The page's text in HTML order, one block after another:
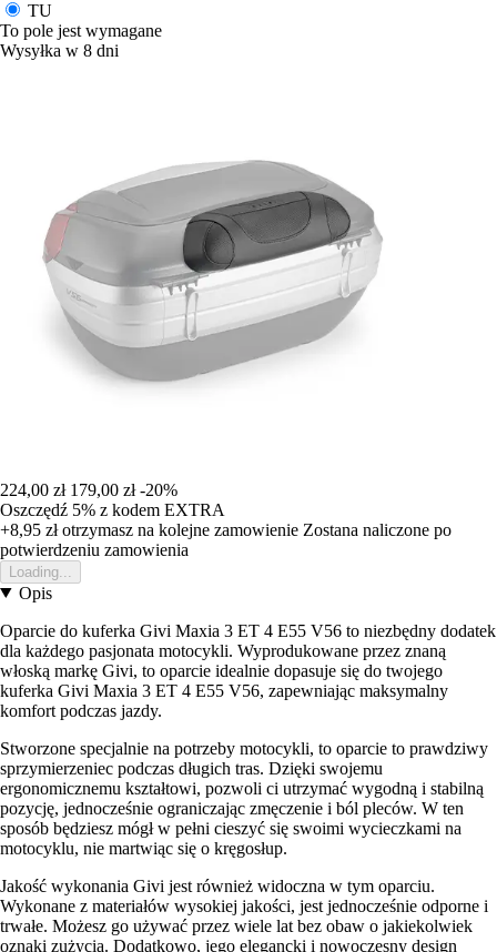
TU
To pole jest wymagane
Wysyłka w 8 dni
224,00 zł 179,00 zł -20%
Oszczędź 5% z kodem EXTRA
+8,95 złotrzymasz na kolejne zamowienie Zostana naliczone po
potwierdzeniu zamowienia
Loading...
Opis
Oparcie do kuferka Givi Maxia 3 ET 4 E55 V56 to niezbędny dodatek
dla każdego pasjonata motocykli. Wyprodukowane przez znaną
włoską markę Givi, to oparcie idealnie dopasuje się do twojego
kuferka Givi Maxia 3 ET 4 E55 V56, zapewniając maksymalny
komfort podczas jazdy.
Stworzone specjalnie na potrzeby motocykli, to oparcie to prawdziwy
sprzymierzeniec podczas długich tras. Dzięki swojemu
ergonomicznemu kształtowi, pozwoli ci utrzymać wygodną i stabilną
pozycję, jednocześnie ograniczając zmęczenie i ból pleców. W ten
sposób będziesz mógł w pełni cieszyć się swoimi wycieczkami na
motocyklu, nie martwiąc się o kręgosłup.
Jakość wykonania Givi jest również widoczna w tym oparciu.
Wykonane z materiałów wysokiej jakości, jest jednocześnie odporne i
trwałe. Możesz go używać przez wiele lat bez obaw o jakiekolwiek
oznaki zużycia. Dodatkowo, jego elegancki i nowoczesny design